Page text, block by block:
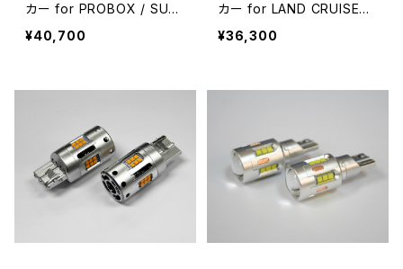
カー for PROBOX / SUC
CEED (160系)
¥40,700
カー for LAND CRUISER
PRADO (150系後期)
¥36,300